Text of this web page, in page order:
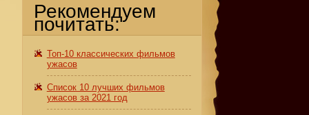
Рекомендуем
почитать:
Топ-10 классических фильмов
ужасов
Список 10 лучших фильмов
ужасов за 2021 год